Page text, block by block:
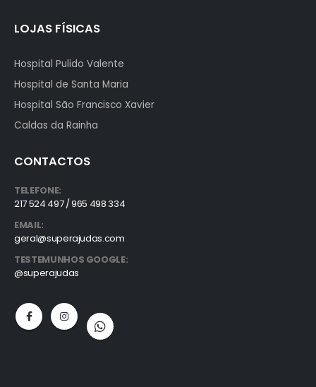
LOJAS FÍSICAS
Hospital Pulido Valente
Hospital de Santa Maria
Hospital São Francisco Xavier
Caldas da Rainha
CONTACTOS
TELEFONE:
217 524 497 / 965 498 334
EMAIL:
geral@superajudas.com
TESTEMUNHOS GOOGLE:
@superajudas